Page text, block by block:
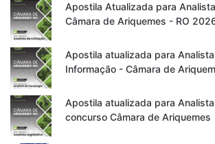
Apostila Atualizada para
Câmara de Ariquemes - RO
Apostila atualizada para
Informação - Câmara de
Apostila atualizada para
concurso Câmara de Ariquemes